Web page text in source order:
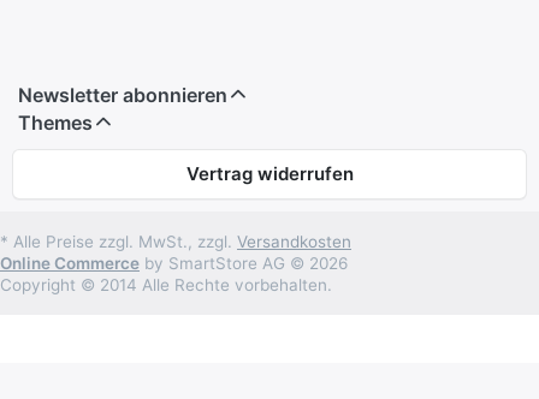
Newsletter abonnieren
Themes
Vertrag widerrufen
* Alle Preise zzgl. MwSt., zzgl. Versandkosten
Online Commerce by SmartStore AG © 2026
Copyright © 2014 Alle Rechte vorbehalten.